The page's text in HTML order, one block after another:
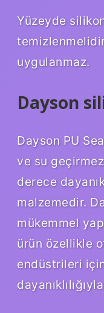
Yüzeyde
uygulanmaz.
Dayson
Dayson PU
ve su
derece
malzemedir.
mükemmel
ürün özellikle
endüstrileri